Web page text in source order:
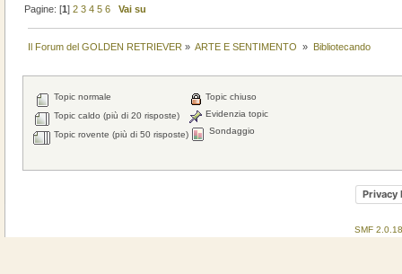
Pagine: [1]2 3 4 5 6 Vai su
Il Forum del GOLDEN RETRIEVER » ARTE E SENTIMENTO » Bibliotecando
Topic normale
Topic caldo (più di 20 risposte)
Topic rovente (più di 50 risposte)
Topic chiuso
Evidenzia topic
Sondaggio
Privacy
SMF 2.0.18